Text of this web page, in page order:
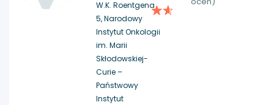
W.K. Roentgena
5, Narodowy
Instytut Onkologii
im. Marii
Skłodowskiej-
Curie –
Państwowy
Instytut